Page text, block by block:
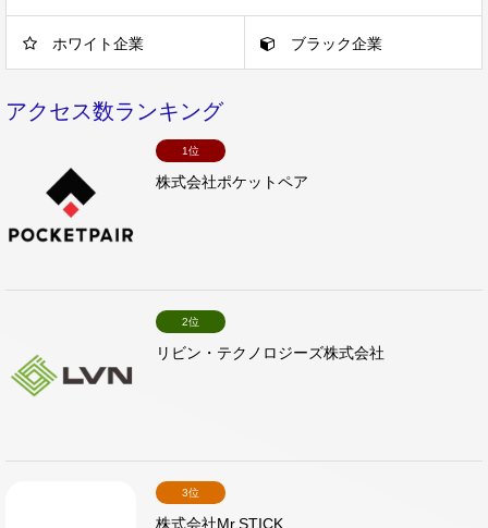
ホワイト企業 ブラック企業
アクセス数ランキング
1位
株式会社ポケットペア
2位
リビン・テクノロジーズ株式会社
3位
株式会社Mr.STICK